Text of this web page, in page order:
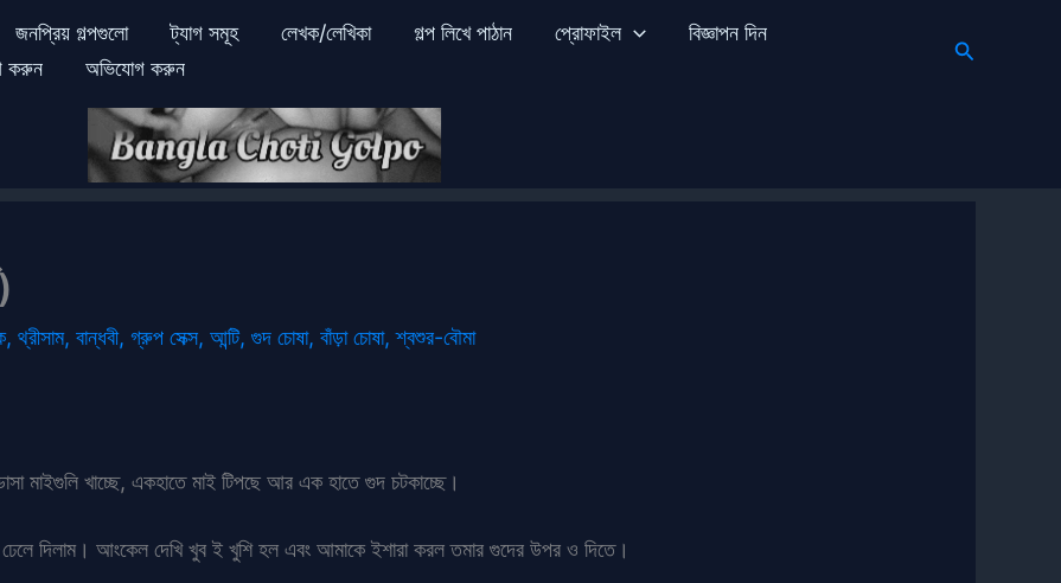
জনপ্রিয় গল্পগুলো ট্যাগ সমূহ লেখক/লেখিকা গল্প লিখে পাঠান প্রোফাইল
বিজ্ঞাপন দিন
করুন অভিযোগ করুন
Search
, থ্রীসাম, বান্ধবী, গ্রুপ সেক্স, আন্টি, গুদ চোষা, বাঁড়া চোষা,শ্বশুর-বৌমা
মাইগুলি খাচ্ছে, একহাতে মাই টিপছে আর এক হাতে গুদ চটকাচ্ছে।
দিলাম। আংকেল দেখি খুব ই খুশি হল এবং আমাকে ইশারা করল তমার গুদের উপর ও দিতে।